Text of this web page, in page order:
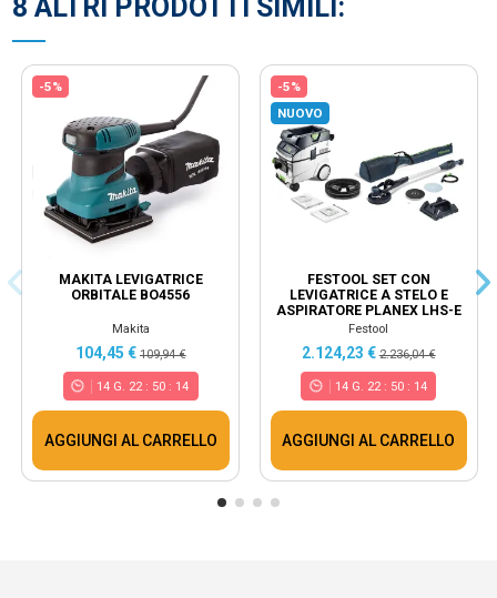
8 ALTRI PRODOTTI SIMILI:
-5%
MAKITA LEVIGATRICE
ORBITALE BO4556
Makita
104,45 € 109,94 €
14 G. 22: 50 : 13
AGGIUNGI AL CARRELLO
-5%
NUOVO
FESTOOL SET CON
LEVIGATRICE A STELO E
ASPIRATORE PLANEX LHS-E
225/CTM 36-SET - 578418
Festool
2.124,23 €2.236,04 €
14G. 22: 50: 13
AGGIUNGI AL CARRELLO